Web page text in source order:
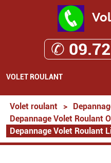
✆
VOLET ROULANT
Volet roulant >
Depannage Volet Roulant
Depannage Volet Roulant